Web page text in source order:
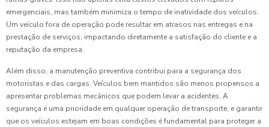
emergenciais, mas também minimiza o tempo de inatividade dos veículos.
Um veículo fora de operação pode resultar em atrasos nas entregas e na
prestação de serviços, impactando diretamente a satisfação do cliente e a
reputação da empresa.
Além disso, a manutenção preventiva contribui para a segurança dos
motoristas e das cargas. Veículos bem mantidos são menos propensos a
apresentar problemas mecânicos que podem levar a acidentes. A
segurança é uma prioridade em qualquer operação de transporte, e garantir
que os veículos estejam em boas condições é fundamental para proteger a